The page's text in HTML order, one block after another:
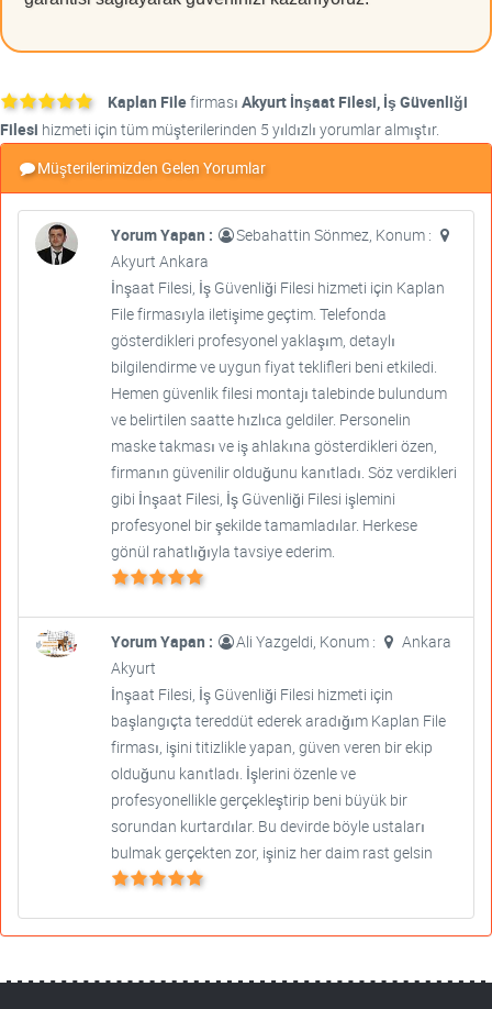
Kaplan Filefirması Akyurt İnşaat Filesi, İş Güvenliği
Filesi hizmeti için tüm müşterilerinden 5 yıldızlı yorumlar almıştır.
Müşterilerimizden Gelen Yorumlar
Yorum Yapan :
Sebahattin Sönmez, Konum :
Akyurt Ankara
İnşaat Filesi, İş Güvenliği Filesi hizmeti için Kaplan
File firmasıyla iletişime geçtim. Telefonda
gösterdikleri profesyonel yaklaşım, detaylı
bilgilendirme ve uygun fiyat teklifleri beni etkiledi.
Hemen güvenlik filesi montajı talebinde bulundum
ve belirtilen saatte hızlıca geldiler. Personelin
maske takması ve iş ahlakına gösterdikleri özen,
firmanın güvenilir olduğunu kanıtladı. Söz verdikleri
gibi İnşaat Filesi, İş Güvenliği Filesi işlemini
profesyonel bir şekilde tamamladılar. Herkese
gönül rahatlığıyla tavsiye ederim.
Yorum Yapan : Ali Yazgeldi, Konum :
Ankara
Akyurt
İnşaat Filesi, İş Güvenliği Filesi hizmeti için
başlangıçta tereddüt ederek aradığım Kaplan File
firması, işini titizlikle yapan, güven veren bir ekip
olduğunu kanıtladı. İşlerini özenle ve
profesyonellikle gerçekleştirip beni büyük bir
sorundan kurtardılar. Bu devirde böyle ustaları
bulmak gerçekten zor, işiniz her daim rast gelsin